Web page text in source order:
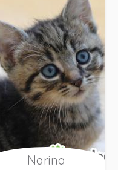
Narina